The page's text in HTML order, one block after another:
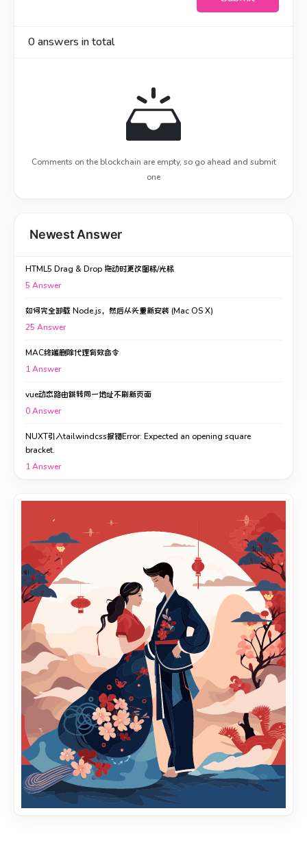
0answers in total
Comments on the blockchain are empty, so go ahead and submit
one
Newest Answer
HTML5 Drag & Drop 拖动时更改图标/光标
5 Answer
如何完全卸载 Node.js，然后从头重新安装 (Mac OS X)
25 Answer
MAC终端删除代理有效命令
1Answer
vue动态路由跳转同一地址不刷新页面
0Answer
NUXT引入tailwindcss报错Error: Expected an opening square
bracket.
1Answer